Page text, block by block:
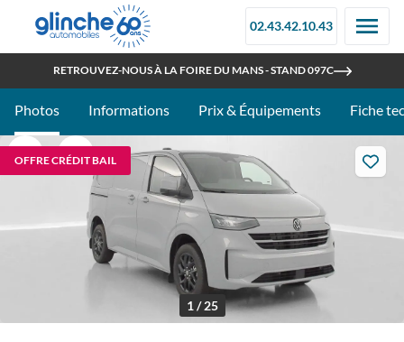
02.43.42.10.43
RETROUVEZ-NOUS À LA FOIRE DU MANS - STAND 097C
OUVERT TOUT L'ÉTÉ
Photos Informations Prix & Équipements Fiche
OFFRE CRÉDIT BAIL
1 / 25